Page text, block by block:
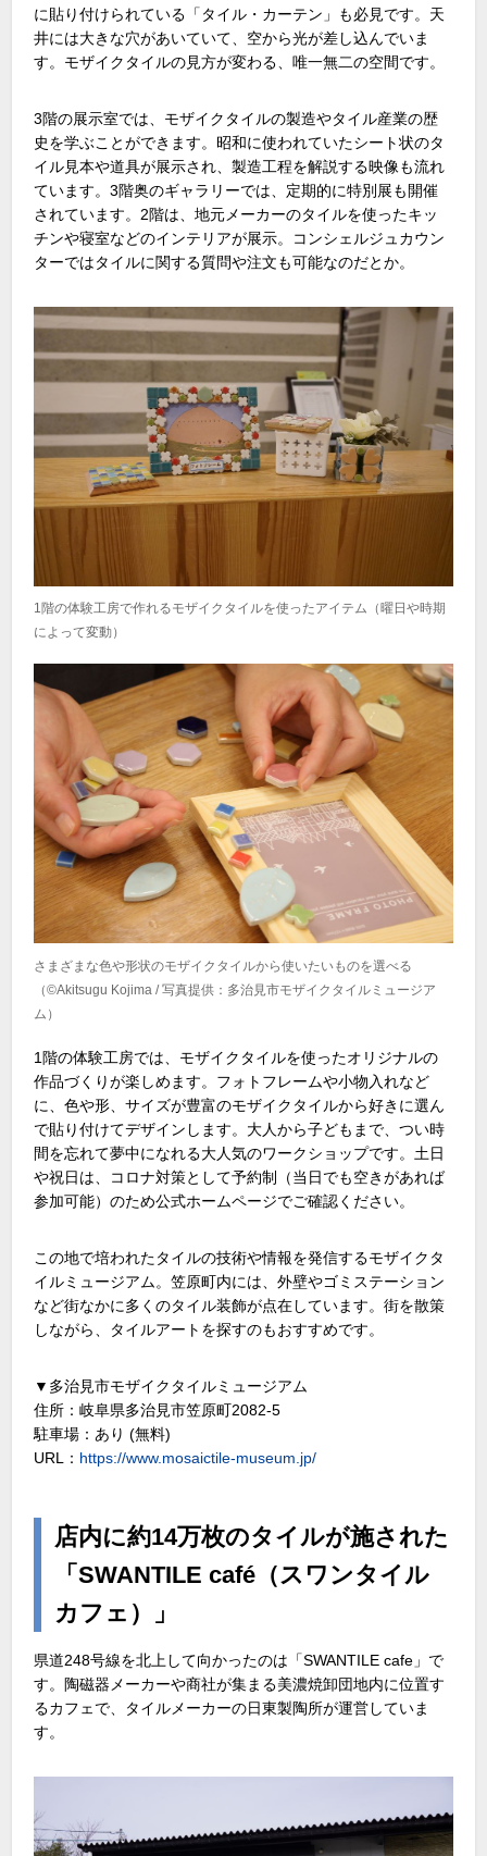
に貼り付けられている「タイル・カーテン」も必見です。天
井には大きな穴があいていて、空から光が差し込んでいま
す。モザイクタイルの見方が変わる、唯一無二の空間です。
3階の展示室では、モザイクタイルの製造やタイル産業の歴
史を学ぶことができます。昭和に使われていたシート状のタ
イル見本や道具が展示され、製造工程を解説する映像も流れ
ています。3階奥のギャラリーでは、定期的に特別展も開催
されています。2階は、地元メーカーのタイルを使ったキッ
チンや寝室などのインテリアが展示。コンシェルジュカウン
ターではタイルに関する質問や注文も可能なのだとか。
1階の体験工房で作れるモザイクタイルを使ったアイテム（曜日や時期
によって変動）
さまざまな色や形状のモザイクタイルから使いたいものを選べる
（©Akitsugu Kojima / 写真提供：多治見市モザイクタイルミュージア
ム）
1階の体験工房では、モザイクタイルを使ったオリジナルの
作品づくりが楽しめます。フォトフレームや小物入れなど
に、色や形、サイズが豊富のモザイクタイルから好きに選ん
で貼り付けてデザインします。大人から子どもまで、つい時
間を忘れて夢中になれる大人気のワークショップです。土日
や祝日は、コロナ対策として予約制（当日でも空きがあれば
参加可能）のため公式ホームページでご確認ください。
この地で培われたタイルの技術や情報を発信するモザイクタ
イルミュージアム。笠原町内には、外壁やゴミステーション
など街なかに多くのタイル装飾が点在しています。街を散策
しながら、タイルアートを探すのもおすすめです。
▼多治見市モザイクタイルミュージアム
住所：岐阜県多治見市笠原町2082-5
駐車場：あり (無料)
URL： https://www.mosaictile-museum.jp/
店内に約14万枚のタイルが施された
「SWANTILE café（スワンタイル
カフェ）」
県道248号線を北上して向かったのは「SWANTILE cafe」で
す。陶磁器メーカーや商社が集まる美濃焼卸団地内に位置す
るカフェで、タイルメーカーの日東製陶所が運営していま
す。